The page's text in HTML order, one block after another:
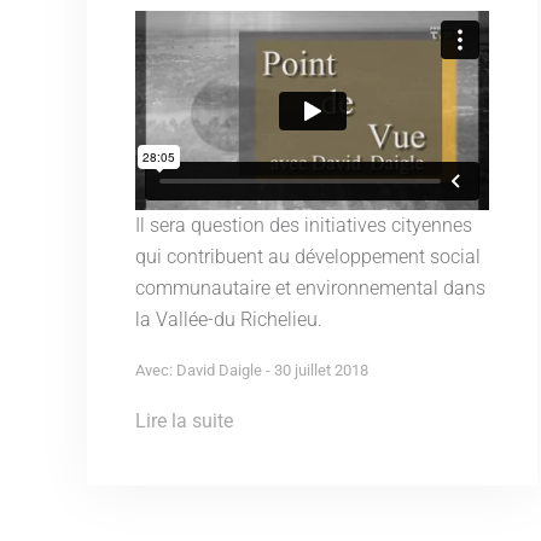
Il sera question des initiatives cityennes
qui contribuent au développement social
communautaire et environnemental dans
la Vallée-du Richelieu.
Avec: David Daigle - 30 juillet 2018
Lire la suite